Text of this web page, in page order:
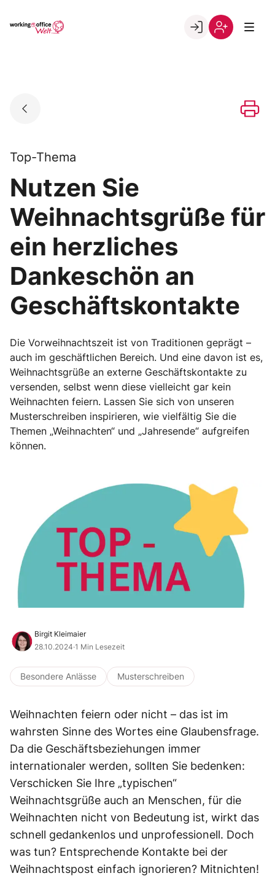
Go to landing page.
Top-Thema
Nutzen Sie
Weihnachtsgrüße für
ein herzliches
Dankeschön an
Geschäftskontakte
Die Vorweihnachtszeit ist von Traditionen geprägt –
auch im geschäftlichen Bereich. Und eine davon ist es,
Weihnachtsgrüße an externe Geschäftskontakte zu
versenden, selbst wenn diese vielleicht gar kein
Weihnachten feiern. Lassen Sie sich von unseren
Musterschreiben inspirieren, wie vielfältig Sie die
Themen „Weihnachten“ und „Jahresende“ aufgreifen
können.
Birgit Kleimaier
28.10.2024·1 Min Lesezeit
Besondere Anlässe Musterschreiben
Weihnachten feiern oder nicht – das ist im
wahrsten Sinne des Wortes eine Glaubensfrage.
Da die Geschäftsbeziehungen immer
internationaler werden, sollten Sie bedenken:
Verschicken Sie Ihre „typischen“
Weihnachtsgrüße auch an Menschen, für die
Weihnachten nicht von Bedeutung ist, wirkt das
schnell gedankenlos und unprofessionell. Doch
was tun? Entsprechende Kontakte bei der
Weihnachtspost einfach ignorieren? Mitnichten!